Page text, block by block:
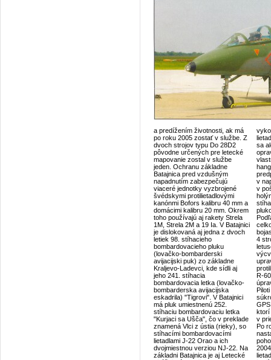
a predížením životnosti, ak má
po roku 2005 zostať v službe. Z
dvoch strojov typu Do 28D2
pôvodne určených pre letecké
mapovanie zostal v službe
jeden. Ochranu základne
Batajnica pred vzdušným
napadnutím zabezpečujú
viaceré jednotky vyzbrojené
švédskymi protilietadlovými
kanónmi Bofors kalibru 40 mm a
domácimi kalibru 20 mm. Okrem
toho používajú aj rakety Strela
1M, Strela 2M a 19 Ia. V Batajnici
je dislokovaná aj jedna z dvoch
letiek 98. stíhacieho
bombardovacieho pluku
(lovačko-bombarderski
avijacijski puk) zo základne
Kraljevo-Ladevci, kde sídli aj
jeho 241. stíhacia
bombardovacia letka (lovačko-
bombarderska avijacijska
eskadrila) "Tigrovi". V Batajnici
má pluk umiestnenú 252.
stíhaciu bombardovaciu letka
"Kurjaci sa Ušča", čo v preklade
znamená Vlci z ústia (rieky), so
stíhacími bombardovacími
lietadlami J-22 Orao a ich
dvojmiestnou verziou NJ-22. Na
základni Batajnica je aj Letecké
sa
v
v
4
R-
ktorí
v
Po